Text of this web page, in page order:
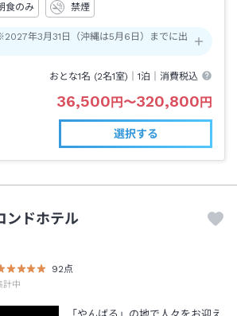
食のみ 禁煙
年3月31日（沖縄は5月6日）までに出
おとな1名 (2名1室)｜1泊 ｜消費税込
36,500円〜320,800円
選択する
ドホテル
92点
計中